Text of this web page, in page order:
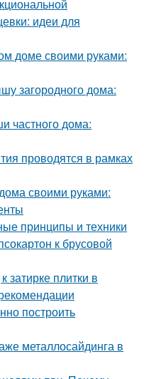
идеи для
доме своими руками:
загородного дома:
частного дома:
проводятся в рамках
своими руками:
принципы и техники
к брусовой
плитки в
построить
металлосайдинга в